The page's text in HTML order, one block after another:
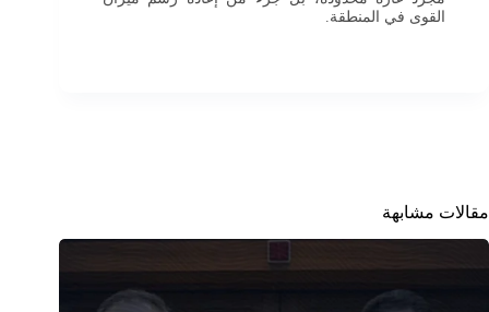
القوى في المنطقة.
مقالات مشابهة